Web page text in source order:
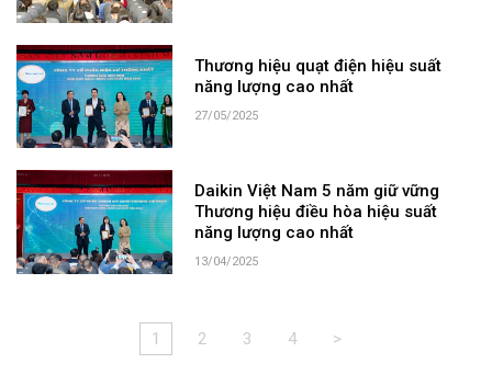
Thương hiệu quạt điện hiệu suất
năng lượng cao nhất
27/05/2025
Daikin Việt Nam 5 năm giữ vững
Thương hiệu điều hòa hiệu suất
năng lượng cao nhất
13/04/2025
1 2 3 4 >